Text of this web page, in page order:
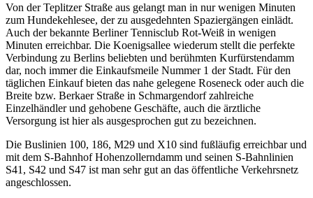
Von der Teplitzer Straße aus gelangt man in nur wenigen Minuten
zum Hundekehlesee, der zu ausgedehnten Spaziergängen einlädt.
Auch der bekannte Berliner Tennisclub Rot-Weiß in wenigen
Minuten erreichbar. Die Koenigsallee wiederum stellt die perfekte
Verbindung zu Berlins beliebten und berühmten Kurfürstendamm
dar, noch immer die Einkaufsmeile Nummer 1 der Stadt. Für den
täglichen Einkauf bieten das nahe gelegene Roseneck oder auch die
Breite bzw. Berkaer Straße in Schmargendorf zahlreiche
Einzelhändler und gehobene Geschäfte, auch die ärztliche
Versorgung ist hier als ausgesprochen gut zu bezeichnen.
Die Buslinien 100, 186, M29 und X10 sind fußläufig erreichbar und
mit dem S-Bahnhof Hohenzollerndamm und seinen S-Bahnlinien
S41, S42 und S47 ist man sehr gut an das öffentliche Verkehrsnetz
angeschlossen.